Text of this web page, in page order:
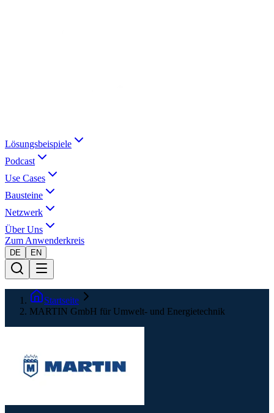
Lösungsbeispiele
Podcast
Use Cases
Bausteine
Netzwerk
Über Uns
Zum Anwenderkreis
DE EN
Startseite
MARTIN GmbH für Umwelt- und Energietechnik